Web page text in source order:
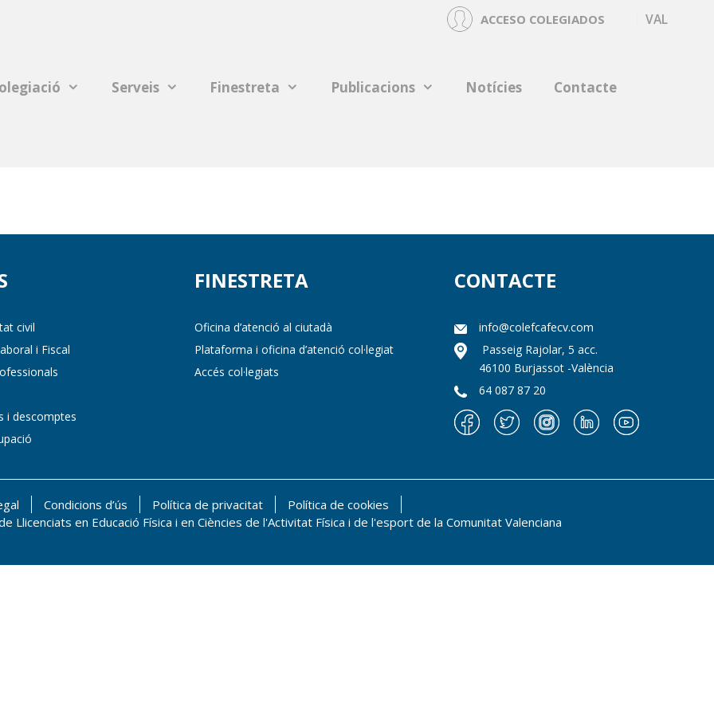
ACCESO COLEGIADOS VAL
Serveis Finestreta Publicacions Notícies Contacte
civil
i Fiscal
i descomptes
FINESTRETA
Oficina d’atenció al ciutadà
Plataforma i oficina d’atenció col·legiat
Accés col·legiats
CONTACTE
info@colefcafecv.com
Passeig Rajolar, 5 acc.
46100 Burjassot -València
64 087 87 20
Condicions d’ús Política de privacitat
Política de cookies
Llicenciats en Educació Física i en Ciències de l'Activitat Física i de l'esport de la Comunitat Valenciana